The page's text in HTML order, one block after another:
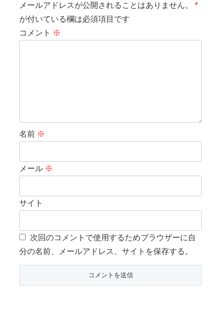
メールアドレスが公開されることはありません。
*
が付いている欄は必須項目です
コメント ※
名前 ※
メール ※
サイト
次回のコメントで使用するためブラウザーに自
分の名前、メールアドレス、サイトを保存する。